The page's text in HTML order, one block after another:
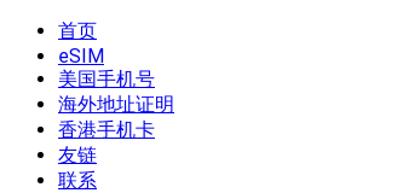
Skip
content
我是王掌柜
新闻酸菜馆|极客电台|自媒体联盟
首页
eSIM
美国手机号
海外地址证明
香港手机卡
友链
联系